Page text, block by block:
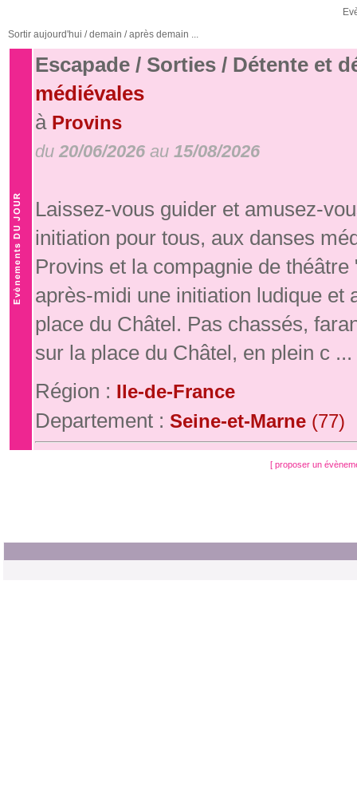
Sortir aujourd'hui / demain / après demain ...
Escapade / Sorties / Détente et
médiévales
à Provins
du 20/06/2026 au 15/08/2026
Laissez-vous guider et amusez-
initiation pour tous, aux danses
Provins et la compagnie de
après-midi une initiation ludique et
place du Châtel. Pas chassés,
sur la place du Châtel, en plein c ...
Région : Ile-de-France
Departement : Seine-et-Marne (77)
[ proposer un